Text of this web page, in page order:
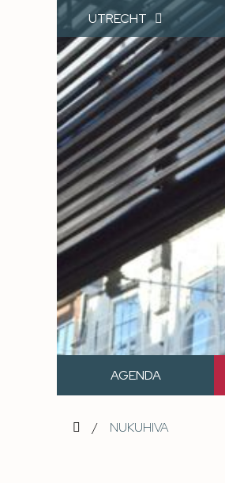
UTRECHT
AGENDA
/ NUKUHIVA